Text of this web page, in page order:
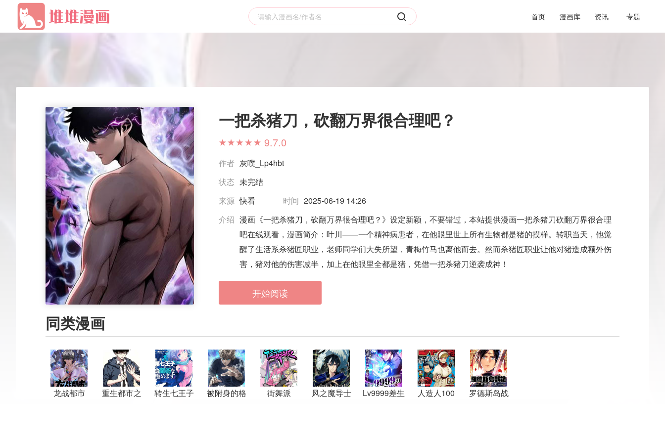
首页 漫画库 资讯 专题
一把杀猪刀，砍翻万界很合理吧？
9.7.0
作者 灰噗_Lp4hbt
状态 未完结
来源 快看 时间 2025-06-19 14:26
介绍 漫画《一把杀猪刀，砍翻万界很合理吧？》设定新颖，不要错过，本站提供漫画一把杀猪刀砍翻万界很合理
吧在线观看，漫画简介：叶川——一个精神病患者，在他眼里世上所有生物都是猪的摸样。转职当天，他觉
醒了生活系杀猪匠职业，老师同学们大失所望，青梅竹马也离他而去。然而杀猪匠职业让他对猪造成额外伤
害，猪对他的伤害减半，加上在他眼里全都是猪，凭借一把杀猪刀逆袭成神！
开始阅读
同类漫画
龙战都市
重生都市之
转生七王子
被附身的格
街舞派 风之魔导士
Lv9999差生
人造人100
罗德斯岛战